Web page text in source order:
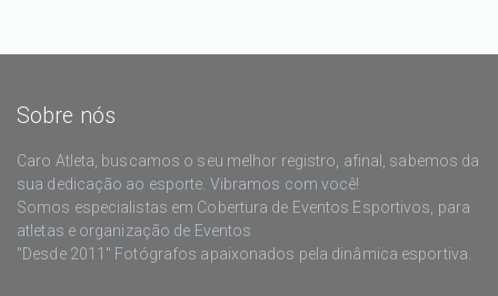
Sobre nós
Caro Atleta, buscamos o seu melhor registro, afinal, sabemos da
sua dedicação ao esporte. Vibramos com você!
Somos especialistas em Cobertura de Eventos Esportivos, para
atletas e organização de Eventos
"Desde 2011" Fotógrafos apaixonados pela dinâmica esportiva.